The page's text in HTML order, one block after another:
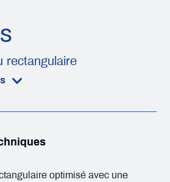
rectangulaire
optimisé avec une